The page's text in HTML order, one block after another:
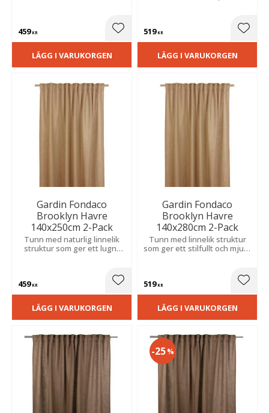
459KR Lägg till i favoriter
LÄGG I VARUKORGEN
519KR
LÄGG I VARUKORGEN
Gardin Fondaco
Brooklyn Havre
140x250cm 2-Pack
Tunn med naturlig linnelik
struktur som ger ett lugnt
459KR Lägg till i favoriter
LÄGG I VARUKORGEN
Gardin Fondaco
Brooklyn Havre
140x280cm 2-Pack
Tunn med linnelik struktur
som ger ett stilfullt och mjukt
vardagsrum och sovrum.
519KR
LÄGG I VARUKORGEN
25%